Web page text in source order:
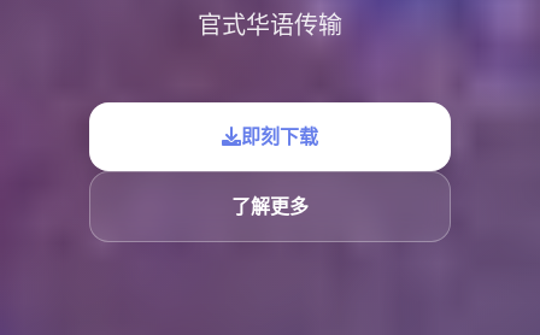
官式华语传输
即刻下载
了解更多